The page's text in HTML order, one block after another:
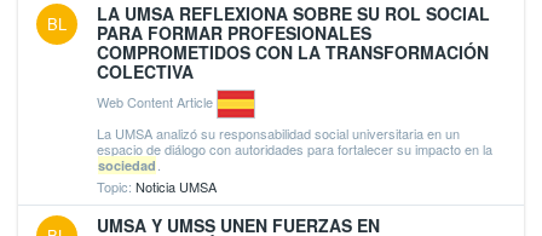
BL
LA UMSA REFLEXIONA SOBRE SU ROL SOCIAL
PARA FORMAR PROFESIONALES
COMPROMETIDOS CON LA TRANSFORMACIÓN
COLECTIVA
Web Content Article
La UMSA analizó su responsabilidad social universitaria en un
espacio de diálogo con autoridades para fortalecer su impacto en la
sociedad
Topic: Noticia UMSA
UMSA Y UMSS UNEN FUERZAS EN